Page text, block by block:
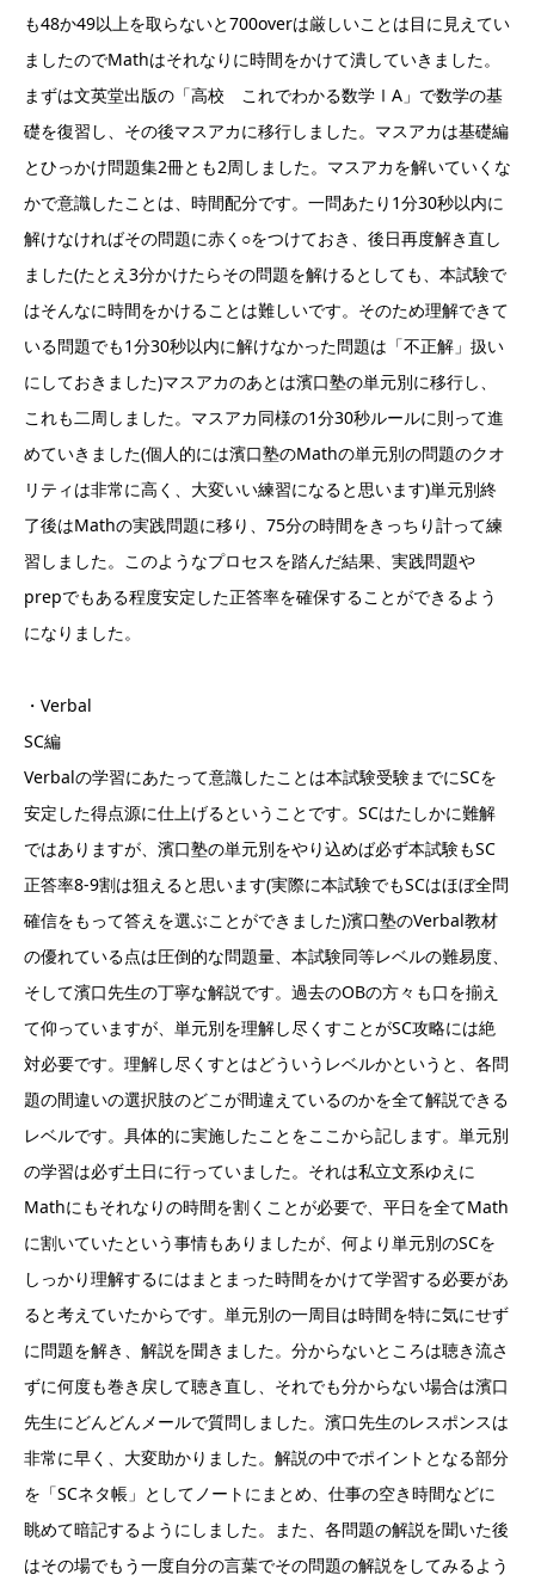
も48か49以上を取らないと700overは厳しいことは目に見えてい
ましたのでMathはそれなりに時間をかけて潰していきました。
まずは文英堂出版の「高校 これでわかる数学ⅠA」で数学の基
礎を復習し、その後マスアカに移行しました。マスアカは基礎編
とひっかけ問題集2冊とも2周しました。マスアカを解いていくな
かで意識したことは、時間配分です。一問あたり1分30秒以内に
解けなければその問題に赤く○をつけておき、後日再度解き直し
ました(たとえ3分かけたらその問題を解けるとしても、本試験で
はそんなに時間をかけることは難しいです。そのため理解できて
いる問題でも1分30秒以内に解けなかった問題は「不正解」扱い
にしておきました)マスアカのあとは濱口塾の単元別に移行し、
これも二周しました。マスアカ同様の1分30秒ルールに則って進
めていきました(個人的には濱口塾のMathの単元別の問題のクオ
リティは非常に高く、大変いい練習になると思います)単元別終
了後はMathの実践問題に移り、75分の時間をきっちり計って練
習しました。このようなプロセスを踏んだ結果、実践問題や
prepでもある程度安定した正答率を確保することができるよう
になりました。
・Verbal
SC編
Verbalの学習にあたって意識したことは本試験受験までにSCを
安定した得点源に仕上げるということです。SCはたしかに難解
ではありますが、濱口塾の単元別をやり込めば必ず本試験もSC
正答率8-9割は狙えると思います(実際に本試験でもSCはほぼ全問
確信をもって答えを選ぶことができました)濱口塾のVerbal教材
の優れている点は圧倒的な問題量、本試験同等レベルの難易度、
そして濱口先生の丁寧な解説です。過去のOBの方々も口を揃え
て仰っていますが、単元別を理解し尽くすことがSC攻略には絶
対必要です。理解し尽くすとはどういうレベルかというと、各問
題の間違いの選択肢のどこが間違えているのかを全て解説できる
レベルです。具体的に実施したことをここから記します。単元別
の学習は必ず土日に行っていました。それは私立文系ゆえに
Mathにもそれなりの時間を割くことが必要で、平日を全てMath
に割いていたという事情もありましたが、何より単元別のSCを
しっかり理解するにはまとまった時間をかけて学習する必要があ
ると考えていたからです。単元別の一周目は時間を特に気にせず
に問題を解き、解説を聞きました。分からないところは聴き流さ
ずに何度も巻き戻して聴き直し、それでも分からない場合は濱口
先生にどんどんメールで質問しました。濱口先生のレスポンスは
非常に早く、大変助かりました。解説の中でポイントとなる部分
を「SCネタ帳」としてノートにまとめ、仕事の空き時間などに
眺めて暗記するようにしました。また、各問題の解説を聞いた後
はその場でもう一度自分の言葉でその問題の解説をしてみるよう